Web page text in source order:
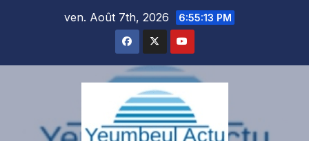
ven. Août 7th, 2026 6:55:13 PM